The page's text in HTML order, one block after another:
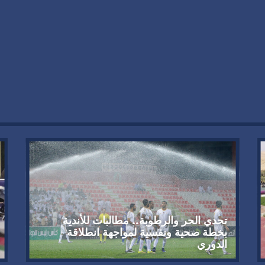
تحدي الحر والرطوبة.. مطالبات للأندية
بخطة صحية ونفسية لمواجهة انطلاقة
الدوري